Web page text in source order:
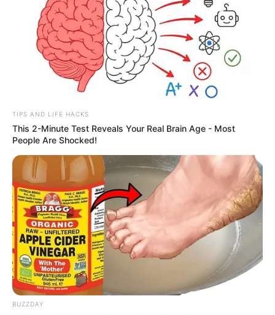
firmy) oraz artystaJacob Phillips. Coppola miał sam
skontaktować się z wydawnictwem izaprosić twórców na
plan zdjęciowy, by opowiedzieć oinspiracjachiulubionych
komiksach z dzieciństwa.
Źródło: The Film Stage / Zdj. Syzygy
TIPS AND LIFE HACKS
This 2-Minute Test Reveals Your Real Brain Age - Most
People Are Shocked!
BUZZDAY